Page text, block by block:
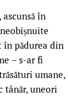
în
în pădurea din
– s-ar fi
umane,
tânăr, uneori